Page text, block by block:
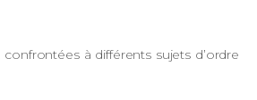
à différents sujets d’ordre